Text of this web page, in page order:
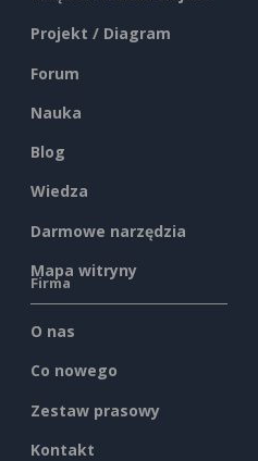
Projekt / Diagram
Forum
Nauka
Blog
Wiedza
Darmowe narzędzia
Mapa witryny
Firma
O nas
Co nowego
Zestaw prasowy
Kontakt